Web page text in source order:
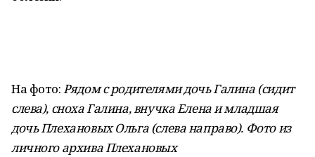
На фото:Рядом с родителями дочь Галина (сидит
слева), сноха Галина, внучка Елена и младшая
дочь Плехановых Ольга (слева направо). Фото из
личного архива Плехановых